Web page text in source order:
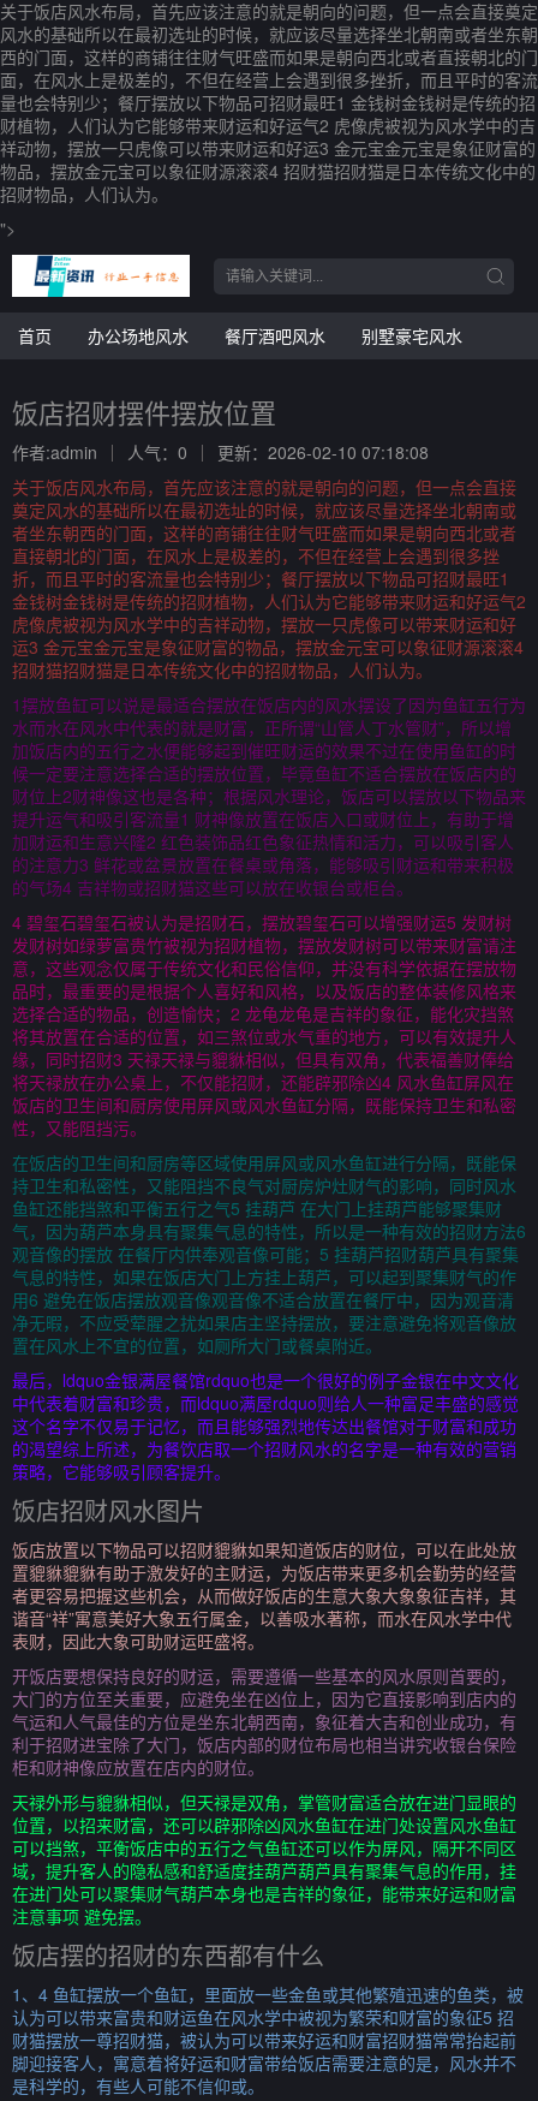
关于饭店风水布局，首先应该注意的就是朝向的问题，但一点会直接奠定
风水的基础所以在最初选址的时候，就应该尽量选择坐北朝南或者坐东朝
西的门面，这样的商铺往往财气旺盛而如果是朝向西北或者直接朝北的门
面，在风水上是极差的，不但在经营上会遇到很多挫折，而且平时的客流
量也会特别少；餐厅摆放以下物品可招财最旺1 金钱树金钱树是传统的招
财植物，人们认为它能够带来财运和好运气2 虎像虎被视为风水学中的吉
祥动物，摆放一只虎像可以带来财运和好运3 金元宝金元宝是象征财富的
物品，摆放金元宝可以象征财源滚滚4 招财猫招财猫是日本传统文化中的
招财物品，人们认为。
">
首页 办公场地风水 餐厅酒吧风水 别墅豪宅风水
饭店招财摆件摆放位置
作者:admin 人气：0
更新：2026-02-10 07:18:08
关于饭店风水布局，首先应该注意的就是朝向的问题，但一点会直接
奠定风水的基础所以在最初选址的时候，就应该尽量选择坐北朝南或
者坐东朝西的门面，这样的商铺往往财气旺盛而如果是朝向西北或者
直接朝北的门面，在风水上是极差的，不但在经营上会遇到很多挫
折，而且平时的客流量也会特别少；餐厅摆放以下物品可招财最旺1
金钱树金钱树是传统的招财植物，人们认为它能够带来财运和好运气2
虎像虎被视为风水学中的吉祥动物，摆放一只虎像可以带来财运和好
运3 金元宝金元宝是象征财富的物品，摆放金元宝可以象征财源滚滚4
招财猫招财猫是日本传统文化中的招财物品，人们认为。
1摆放鱼缸可以说是最适合摆放在饭店内的风水摆设了因为鱼缸五行为
水而水在风水中代表的就是财富，正所谓“山管人丁水管财”，所以增
加饭店内的五行之水便能够起到催旺财运的效果不过在使用鱼缸的时
候一定要注意选择合适的摆放位置，毕竟鱼缸不适合摆放在饭店内的
财位上2财神像这也是各种；根据风水理论，饭店可以摆放以下物品来
提升运气和吸引客流量1 财神像放置在饭店入口或财位上，有助于增
加财运和生意兴隆2 红色装饰品红色象征热情和活力，可以吸引客人
的注意力3 鲜花或盆景放置在餐桌或角落，能够吸引财运和带来积极
的气场4 吉祥物或招财猫这些可以放在收银台或柜台。
4 碧玺石碧玺石被认为是招财石，摆放碧玺石可以增强财运5 发财树
发财树如绿萝富贵竹被视为招财植物，摆放发财树可以带来财富请注
意，这些观念仅属于传统文化和民俗信仰，并没有科学依据在摆放物
品时，最重要的是根据个人喜好和风格，以及饭店的整体装修风格来
选择合适的物品，创造愉快；2 龙龟龙龟是吉祥的象征，能化灾挡煞
将其放置在合适的位置，如三煞位或水气重的地方，可以有效提升人
缘，同时招财3 天禄天禄与貔貅相似，但具有双角，代表福善财俸给
将天禄放在办公桌上，不仅能招财，还能辟邪除凶4 风水鱼缸屏风在
饭店的卫生间和厨房使用屏风或风水鱼缸分隔，既能保持卫生和私密
性，又能阻挡污。
在饭店的卫生间和厨房等区域使用屏风或风水鱼缸进行分隔，既能保
持卫生和私密性，又能阻挡不良气对厨房炉灶财气的影响，同时风水
鱼缸还能挡煞和平衡五行之气5 挂葫芦 在大门上挂葫芦能够聚集财
气，因为葫芦本身具有聚集气息的特性，所以是一种有效的招财方法6
观音像的摆放 在餐厅内供奉观音像可能；5 挂葫芦招财葫芦具有聚集
气息的特性，如果在饭店大门上方挂上葫芦，可以起到聚集财气的作
用6 避免在饭店摆放观音像观音像不适合放置在餐厅中，因为观音清
净无暇，不应受荤腥之扰如果店主坚持摆放，要注意避免将观音像放
置在风水上不宜的位置，如厕所大门或餐桌附近。
最后，ldquo金银满屋餐馆rdquo也是一个很好的例子金银在中文文化
中代表着财富和珍贵，而ldquo满屋rdquo则给人一种富足丰盛的感觉
这个名字不仅易于记忆，而且能够强烈地传达出餐馆对于财富和成功
的渴望综上所述，为餐饮店取一个招财风水的名字是一种有效的营销
策略，它能够吸引顾客提升。
饭店招财风水图片
饭店放置以下物品可以招财貔貅如果知道饭店的财位，可以在此处放
置貔貅貔貅有助于激发好的主财运，为饭店带来更多机会勤劳的经营
者更容易把握这些机会，从而做好饭店的生意大象大象象征吉祥，其
谐音“祥”寓意美好大象五行属金，以善吸水著称，而水在风水学中代
表财，因此大象可助财运旺盛将。
开饭店要想保持良好的财运，需要遵循一些基本的风水原则首要的，
大门的方位至关重要，应避免坐在凶位上，因为它直接影响到店内的
气运和人气最佳的方位是坐东北朝西南，象征着大吉和创业成功，有
利于招财进宝除了大门，饭店内部的财位布局也相当讲究收银台保险
柜和财神像应放置在店内的财位。
天禄外形与貔貅相似，但天禄是双角，掌管财富适合放在进门显眼的
位置，以招来财富，还可以辟邪除凶风水鱼缸在进门处设置风水鱼缸
可以挡煞，平衡饭店中的五行之气鱼缸还可以作为屏风，隔开不同区
域，提升客人的隐私感和舒适度挂葫芦葫芦具有聚集气息的作用，挂
在进门处可以聚集财气葫芦本身也是吉祥的象征，能带来好运和财富
注意事项 避免摆。
饭店摆的招财的东西都有什么
1、4 鱼缸摆放一个鱼缸，里面放一些金鱼或其他繁殖迅速的鱼类，被
认为可以带来富贵和财运鱼在风水学中被视为繁荣和财富的象征5 招
财猫摆放一尊招财猫，被认为可以带来好运和财富招财猫常常抬起前
脚迎接客人，寓意着将好运和财富带给饭店需要注意的是，风水并不
是科学的，有些人可能不信仰或。